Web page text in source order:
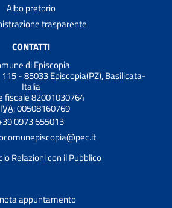
Albo pretorio
trasparente
CONTATTI
di Episcopia
- 85033 Episcopia(PZ), Basilicata-
Italia
fiscale 82001030764
00508160769
0973 655013
Relazioni con il Pubblico
appuntamento